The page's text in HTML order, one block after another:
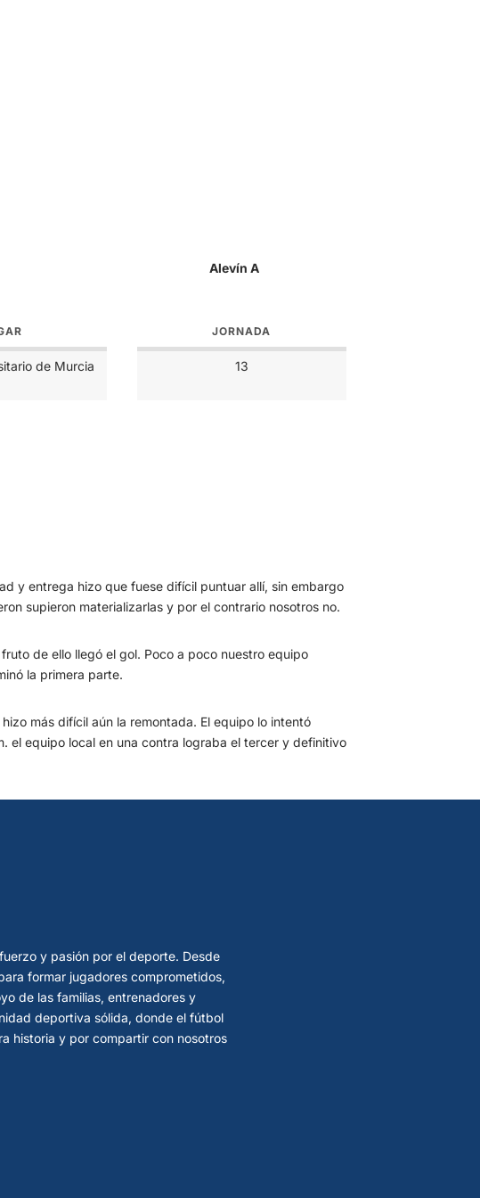
Alevín A
de Murcia
JORNADA
13
y entrega hizo que fuese difícil puntuar allí, sin embargo
supieron materializarlas y por el contrario nosotros no.
de ello llegó el gol. Poco a poco nuestro equipo
la primera parte.
más difícil aún la remontada. El equipo lo intentó
el equipo local en una contra lograba el tercer y definitivo
y pasión por el deporte. Desde
formar jugadores comprometidos,
de las familias, entrenadores y
deportiva sólida, donde el fútbol
historia y por compartir con nosotros